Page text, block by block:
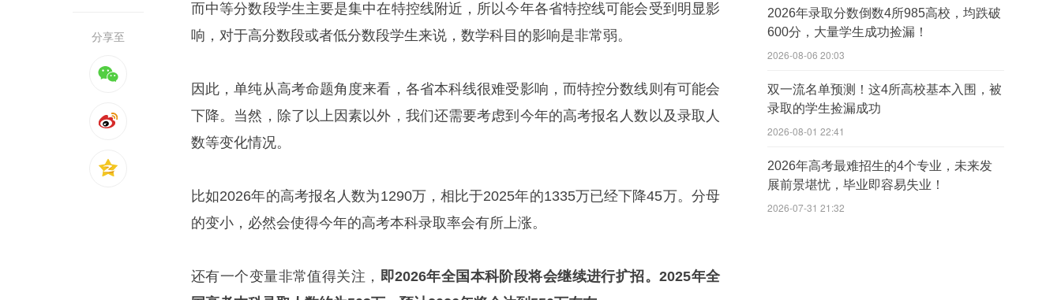
分享至
而中等分数段学生主要是集中在特控线附近，所以今年各省特控线可能会受到明显影
响，对于高分数段或者低分数段学生来说，数学科目的影响是非常弱。
因此，单纯从高考命题角度来看，各省本科线很难受影响，而特控分数线则有可能会
下降。当然，除了以上因素以外，我们还需要考虑到今年的高考报名人数以及录取人
数等变化情况。
比如2026年的高考报名人数为1290万，相比于2025年的1335万已经下降45万。分母
的变小，必然会使得今年的高考本科录取率会有所上涨。
还有一个变量非常值得关注， 即2026年全国本科阶段将会继续进行扩招。2025年全
2026年录取分数倒数4所985高校，均跌破
600分，大量学生成功捡漏！
2026-08-06 20:03
双一流名单预测！这4所高校基本入围，被
录取的学生捡漏成功
2026-08-01 22:41
2026年高考最难招生的4个专业，未来发
展前景堪忧，毕业即容易失业！
2026-07-31 21:32